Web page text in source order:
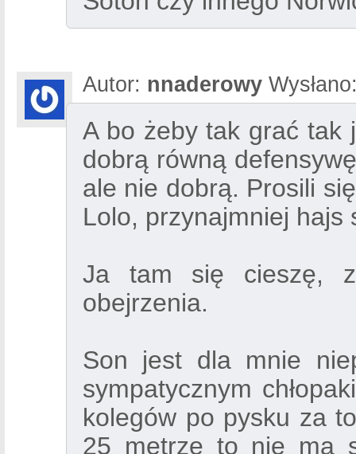
Autor: nnaderowy
A bo żeby tak grać tak
dobrą równą
ale nie dobrą. Prosili
Lolo, przynajmniej hajs
Ja tam się cieszę,
obejrzenia.
Son jest dla mnie
sympatycznym
kolegów po pysku za
25 metrze to nie ma